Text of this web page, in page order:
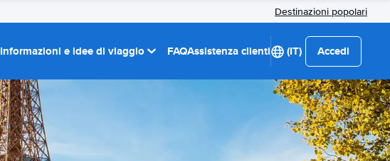
Destinazioni popolari
Informazioni e idee di viaggio FAQAssistenza clienti (IT) Accedi